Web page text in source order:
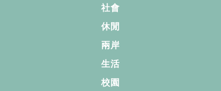
社會
休閒
兩岸
生活
校園